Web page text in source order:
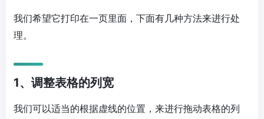
我们希望它打印在一页里面，下面有几种方法来进行处
理。
1、调整表格的列宽
我们可以适当的根据虚线的位置，来进行拖动表格的列